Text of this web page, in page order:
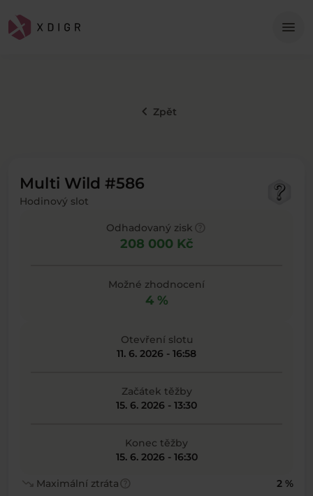
menu
keyboard_arrow_left Zpět
Multi Wild #586
Hodinový slot
Odhadovaný zisk
208 000 Kč
Možné zhodnocení
4 %
Otevření slotu
11. 6. 2026 - 16:58
Začátek těžby
15. 6. 2026 - 13:30
Konec těžby
15. 6. 2026 - 16:30
trending_down Maximální ztrátahelp 2 %